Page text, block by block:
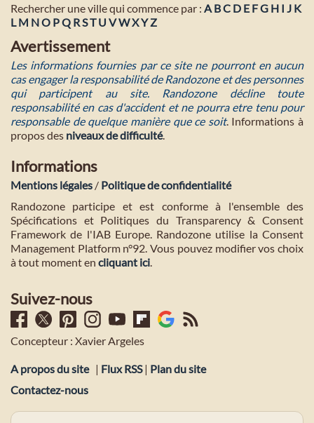
Rechercher une ville qui commence par : A BC D E FG H I J K
L M NO PQ R ST U VWXY Z
Avertissement
Les informations fournies par ce site ne pourront en aucun
cas engager la responsabilité de Randozone et des personnes
qui participent au site. Randozone décline toute
responsabilité en cas d'accident et ne pourra etre tenu pour
responsable de quelque manière que ce soit. Informations à
propos des niveaux de difficulté.
Informations
Mentions légales / Politique de confidentialité
Randozone participe et est conforme à l'ensemble des
Spécifications et Politiques du Transparency & Consent
Framework de l'IAB Europe. Randozone utilise la Consent
Management Platform n°92. Vous pouvez modifier vos choix
à tout moment en cliquant ici
Suivez-nous
Concepteur : Xavier Argeles
A propos du site | Flux RSS| Plan du site
Contactez-nous